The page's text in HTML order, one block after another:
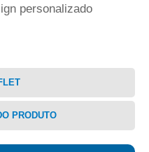
personalizado
PRODUTO